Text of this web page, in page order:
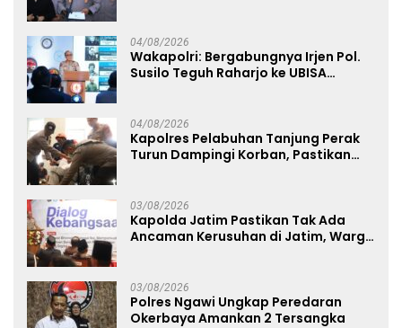
04/08/2026
Wakapolri: Bergabungnya Irjen Pol.
Susilo Teguh Raharjo ke UBISA
04/08/2026
Kapolres Pelabuhan Tanjung Perak
Turun Dampingi Korban, Pastikan
03/08/2026
Kapolda Jatim Pastikan Tak Ada
Ancaman Kerusuhan di Jatim, Warga
03/08/2026
Polres Ngawi Ungkap Peredaran
Okerbaya Amankan 2 Tersangka